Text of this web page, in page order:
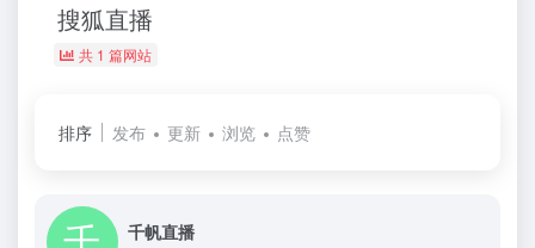
搜狐直播
共 1 篇网站
排序 发布 更新 浏览 点赞
千帆直播